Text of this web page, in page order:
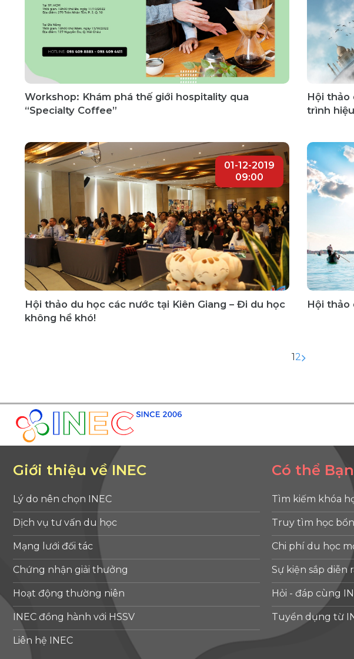
Workshop: Khám phá thế giới hospitality qua
“Specialty Coffee”
Hội thảo
trình
Hội thảo du học các nước tại Kiên Giang – Đi du học
không hề khó!
01-12-2019
09:00
Hội thảo
12
Giới thiệu về INEC
Lý do nên chọn INEC
Dịch vụ tư vấn du học
Mạng lưới đối tác
Chứng nhận giải thưởng
Hoạt động thường niên
INEC đồng hành với HSSV
Liên hệ INEC
Có thể
Tìm kiếm khóa
Truy tìm học
Chi phí du học
Sự kiện sắp diễn
Hỏi - đáp cùng
Tuyển dụng từ